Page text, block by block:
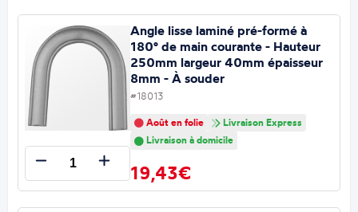
Angle lisse laminé pré-formé à
180° de main courante - Hauteur
250mm largeur 40mm épaisseur
8mm - À souder
#18013
Août en folie
Livraison Express
Livraison à domicile
19,43€